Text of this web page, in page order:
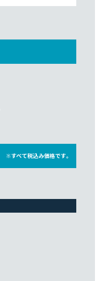
※すべて税込み価格です。